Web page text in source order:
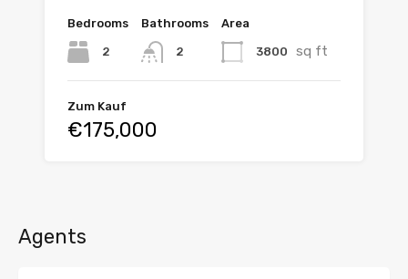
Bedrooms
2
Bathrooms
2
Area
3800 sq ft
Zum Kauf
€175,000
Agents